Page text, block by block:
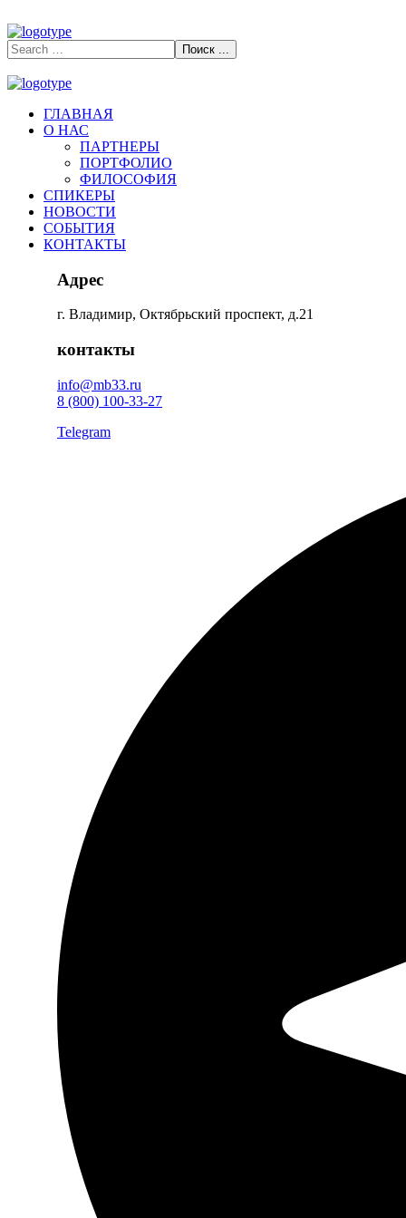
ГЛАВНАЯ
О НАС
ПАРТНЕРЫ
ПОРТФОЛИО
ФИЛОСОФИЯ
СПИКЕРЫ
НОВОСТИ
СОБЫТИЯ
КОНТАКТЫ
Адрес
г. Владимир, Октябрьский проспект, д.21
контакты
info@mb33.ru
8 (800) 100-33-27
Telegram